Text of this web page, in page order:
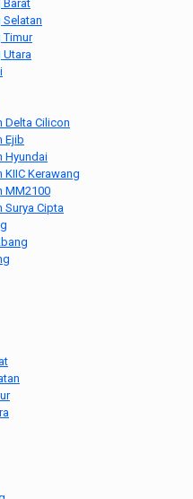
Barat
Selatan
Timur
Utara
Delta Cilicon
Ejib
Hyundai
Kerawang
MM2100
Surya Cipta